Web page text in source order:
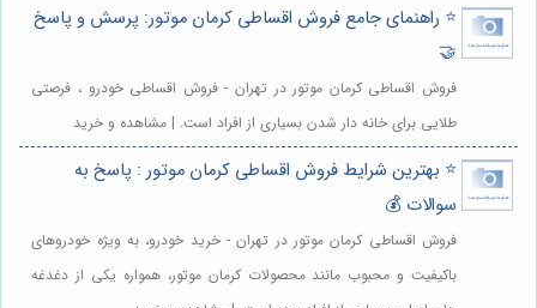
⭐️ راهنمای جامع فروش اقساطی کرمان موتور: پرسش و پاسخ
🤝
فروش اقساطی کرمان موتور در تهران - فروش اقساطی خودرو ، فرصتی
طلایی برای خانه دار شدن بسیاری از افراد است. | مشاهده و خرید
⭐️ بهترین شرایط فروش اقساطی کرمان موتور : پاسخ به
سوالات 💰
فروش اقساطی کرمان موتور در تهران - خرید خودرو، به ویژه خودروهای
باکیفیت و محبوب مانند محصولات کرمان موتور، همواره یکی از دغدغه